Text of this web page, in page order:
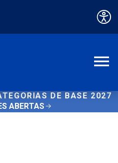
DE BASE 2027
ABERTAS